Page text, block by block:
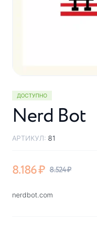
ДОСТУПНО
Nerd Bot
АРТИКУЛ: 81
8.524₽
8.186₽
nerdbot.com